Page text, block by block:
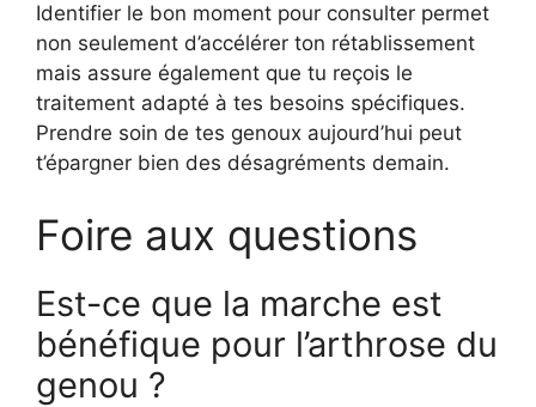
Identifier le bon moment pour consulter permet
non seulement d’accélérer ton rétablissement
mais assure également que tu reçois le
traitement adapté à tes besoins spécifiques.
Prendre soin de tes genoux aujourd’hui peut
t’épargner bien des désagréments demain.
Foire aux questions
Est-ce que la marche est
bénéfique pour l’arthrose du
genou ?